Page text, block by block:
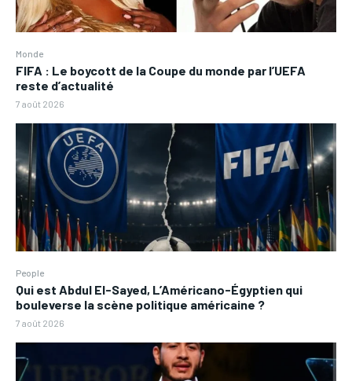
Monde
FIFA : Le boycott de la Coupe du monde par l’UEFA
reste d’actualité
7 août 2026
People
Qui est Abdul El-Sayed, L’Américano-Égyptien qui
bouleverse la scène politique américaine ?
7 août 2026